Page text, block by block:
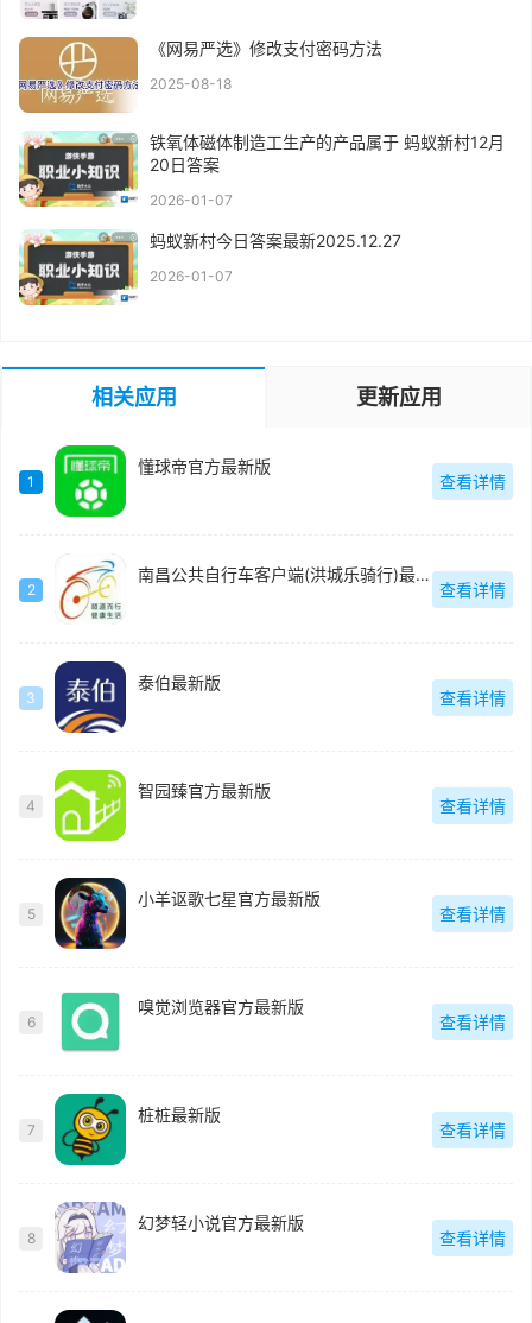
《网易严选》修改支付密码方法
2025-08-18
铁氧体磁体制造工生产的产品属于 蚂蚁新村12月
20日答案
2026-01-07
蚂蚁新村今日答案最新2025.12.27
2026-01-07
相关应用 更新应用
1
懂球帝官方最新版
查看详情
2
南昌公共自行车客户端(洪城乐骑行)最新版
查看详情
3
泰伯最新版
查看详情
4
智园臻官方最新版
查看详情
5
小羊讴歌七星官方最新版
查看详情
6
嗅觉浏览器官方最新版
查看详情
7
桩桩最新版
查看详情
8
幻梦轻小说官方最新版
查看详情